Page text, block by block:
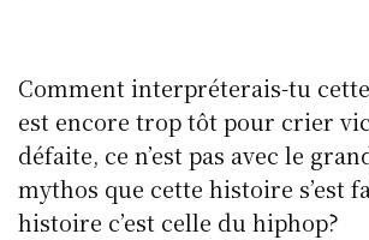
Comment interpréterais-tu
est encore trop tôt pour crier
défaite, ce n’est pas avec le
mythos que cette histoire s’est
histoire c’est celle du hiphop?